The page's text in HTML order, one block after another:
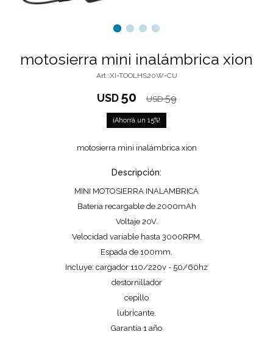
motosierra mini inalámbrica xion
XI-TOOLHS20W-CU
USD 50 USD 59
15
motosierra mini inalámbrica xion
Descripción:
MINI MOTOSIERRA INALAMBRICA
Bateria recargable de 2000mAh
Voltaje 20V.
Velocidad variable hasta 3000RPM.
Espada de 100mm.
Incluye: cargador 110/220v - 50/60hz
destornillador
cepillo
lubricante.
Garantía 1 año